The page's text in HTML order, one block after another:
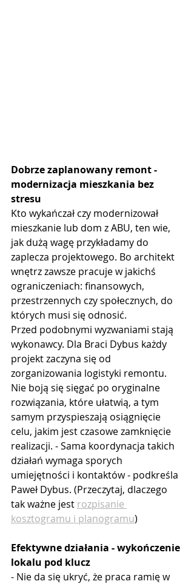
Dobrze zaplanowany remont -
modernizacja mieszkania bez
stresu
Kto wykańczał czy modernizował
mieszkanie lub dom z ABU, ten wie,
jak dużą wagę przykładamy do
zaplecza projektowego. Bo architekt
wnętrz zawsze pracuje w jakichś
ograniczeniach: finansowych,
przestrzennych czy społecznych, do
których musi się odnosić.
Przed podobnymi wyzwaniami stają
wykonawcy. Dla Braci Dybus każdy
projekt zaczyna się od
zorganizowania logistyki remontu.
Nie boją się sięgać po oryginalne
rozwiązania, które ułatwią, a tym
samym przyspieszają osiągnięcie
celu, jakim jest czasowe zamknięcie
realizacji. - Sama koordynacja takich
działań wymaga sporych
umiejętności i kontaktów - podkreśla
Paweł Dybus. (Przeczytaj, dlaczego
tak ważne jest rozpisanie
kosztogramu i planogramu)
Efektywne działania - wykończenie
lokalu pod klucz
- Nie da się ukryć, że praca ramię w